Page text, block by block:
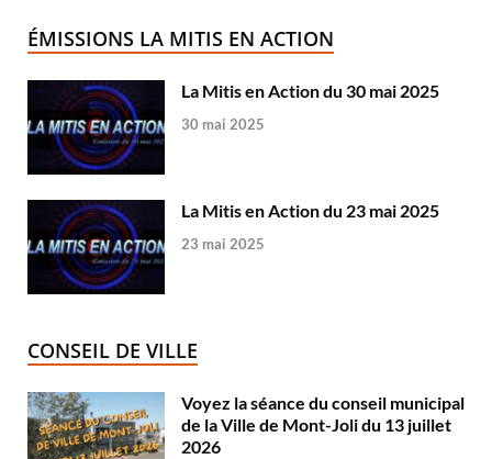
ÉMISSIONS LA MITIS EN ACTION
La Mitis en Action du 30 mai 2025
30 mai 2025
La Mitis en Action du 23 mai 2025
23 mai 2025
CONSEIL DE VILLE
Voyez la séance du conseil municipal
de la Ville de Mont-Joli du 13 juillet
2026